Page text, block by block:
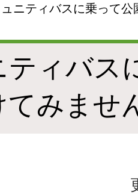
ニティバスに乗って
ティバス
みませ